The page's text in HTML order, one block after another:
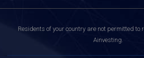
Residents of your country are not permitted to
Ainvesting.